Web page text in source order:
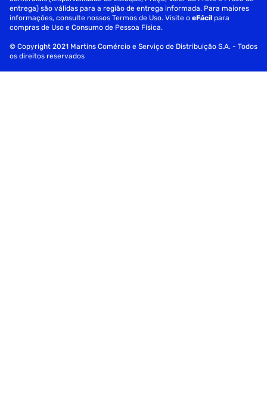
entrega) são válidas para a região de entrega informada. Para maiores
informações, consulte nossos Termos de Uso. Visite oeFácil para
compras de Uso e Consumo de Pessoa Física.
© Copyright 2021 Martins Comércio e Serviço de Distribuição S.A. - Todos
os direitos reservados